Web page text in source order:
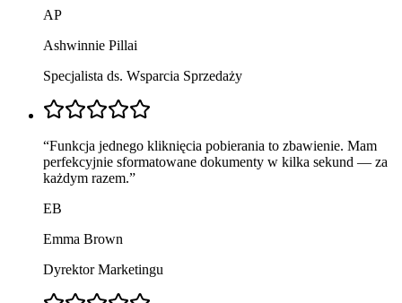
AP
Ashwinnie Pillai
Specjalista ds. Wsparcia Sprzedaży
“Funkcja jednego kliknięcia pobierania to zbawienie. Mam
perfekcyjnie sformatowane dokumenty w kilka sekund — za
każdym razem.”
EB
Emma Brown
Dyrektor Marketingu